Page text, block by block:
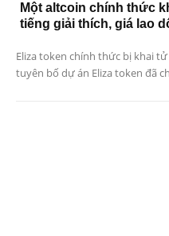
Một altcoin chính thức
tiếng giải thích, giá lao
Eliza token chính thức bị khai tử
tuyên bố dự án Eliza token đã